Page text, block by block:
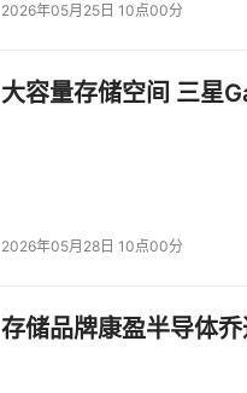
2026年05月25日 10点00分
大容量存储空间 三星
2026年05月28日 10点00分
存储品牌康盈半导体